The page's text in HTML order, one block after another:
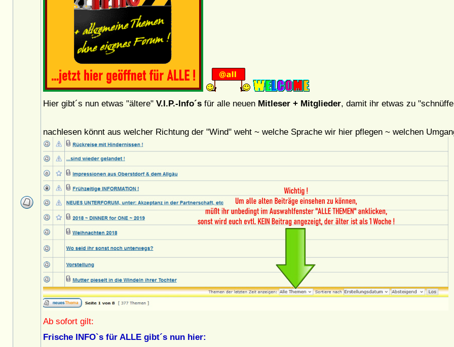
Hier gibt´s nun etwas "ältere" V.I.P.-Info´s für alle neuen Mitleser + Mitglieder, damit ihr etwas zu
nachlesen könnt aus welcher Richtung der "Wind" weht ~ welche Sprache wir hier pflegen ~ welchen
Ab sofort gilt:
Frische INFO`s für ALLE gibt´s nun hier: